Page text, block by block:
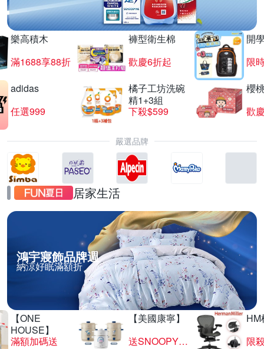
樂高積木
滿1688享88折
褲型衛生棉
歡慶6折起
開
限
adidas
任選999
橘子工坊洗碗
精1+3組
下殺$599
櫻
歡
嚴選品牌
居家生活
鴻宇寢飾品牌週
納涼好眠滿額折
【ONE
HOUSE】
滿額加碼送
【美國康寧】
送SNOOPY匙筷組
HM
限